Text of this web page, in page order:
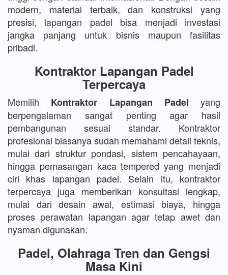
modern, material terbaik, dan konstruksi yang
presisi, lapangan padel bisa menjadi investasi
jangka panjang untuk bisnis maupun fasilitas
pribadi.
Kontraktor Lapangan Padel
Terpercaya
Memilih Kontraktor Lapangan Padel yang
berpengalaman sangat penting agar hasil
pembangunan sesuai standar. Kontraktor
profesional biasanya sudah memahami detail teknis,
mulai dari struktur pondasi, sistem pencahayaan,
hingga pemasangan kaca tempered yang menjadi
ciri khas lapangan padel. Selain itu, kontraktor
terpercaya juga memberikan konsultasi lengkap,
mulai dari desain awal, estimasi biaya, hingga
proses perawatan lapangan agar tetap awet dan
nyaman digunakan.
Padel, Olahraga Tren dan Gengsi
Masa Kini